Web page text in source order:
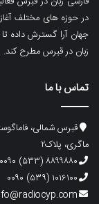
جهان آرا گسترش داده
زبان در قبرس مطرح کند.
تماس با ما
ماگری، پلاک۲
۸۸۹۹۸۸۰ (۵۳۳) ۰۰۹۰
۱۰۱۶۱۰۰ (۵۳۹) ۰۰۹۰